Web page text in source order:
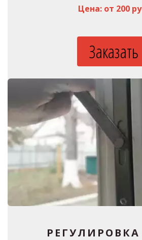
Цена: от 200
Заказать